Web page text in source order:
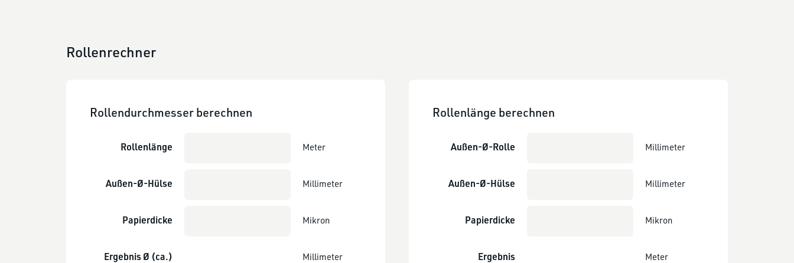
Rollenrechner
Rollendurchmesser berechnen
Rollenlänge Meter
Außen-Ø-Hülse Millimeter
Papierdicke Mikron
Ergebnis Ø (ca.) Millimeter
Rollenlänge berechnen
Außen-Ø-Rolle Millimeter
Außen-Ø-Hülse Millimeter
Papierdicke Mikron
Ergebnis Meter